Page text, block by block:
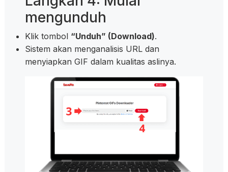
mengunduh
Klik tombol “Unduh” (Download).
Sistem akan menganalisis URL dan
menyiapkan GIF dalam kualitas aslinya.